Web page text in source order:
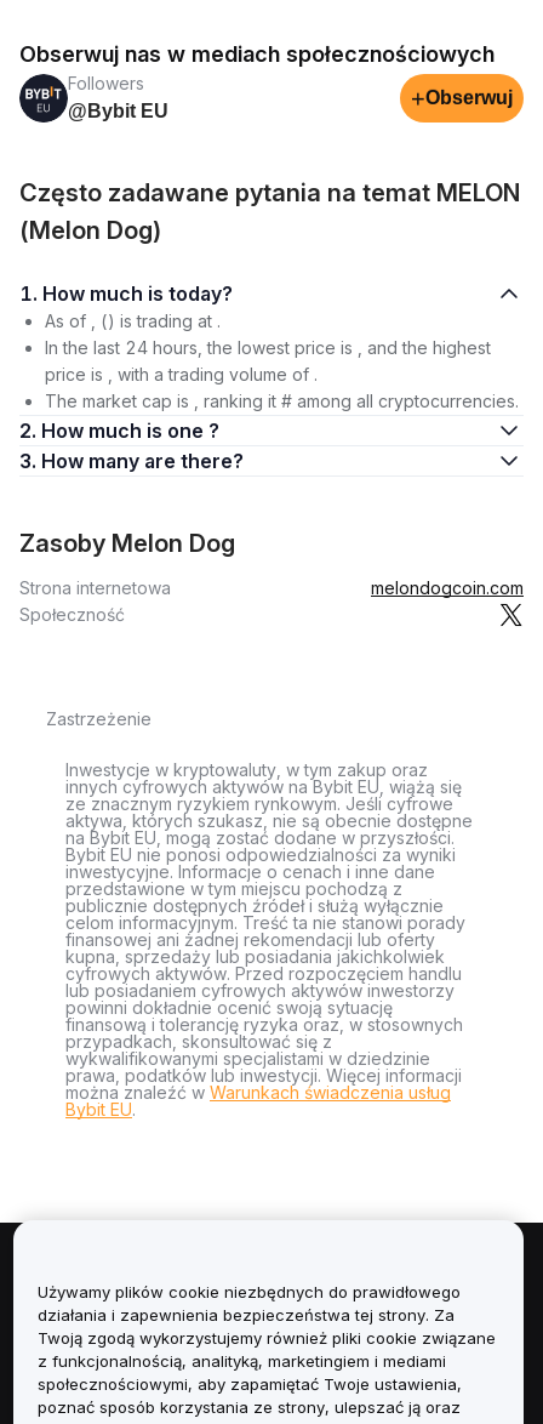
Obserwuj nas w mediach społecznościowych
Followers
@Bybit EU
+Obserwuj
Często zadawane pytania na temat MELON
(Melon Dog)
1. How much is today?
As of , () is trading at .
In the last 24 hours, the lowest price is , and the highest
price is , with a trading volume of .
The market cap is , ranking it # among all cryptocurrencies.
2. How much is one ?
3. How many are there?
Zasoby Melon Dog
Strona internetowa
melondogcoin.com
Społeczność
Zastrzeżenie
Inwestycje w kryptowaluty, w tym zakup oraz
innych cyfrowych aktywów na Bybit EU, wiążą się
ze znacznym ryzykiem rynkowym. Jeśli cyfrowe
aktywa, których szukasz, nie są obecnie dostępne
na Bybit EU, mogą zostać dodane w przyszłości.
Bybit EU nie ponosi odpowiedzialności za wyniki
inwestycyjne. Informacje o cenach i inne dane
przedstawione w tym miejscu pochodzą z
publicznie dostępnych źródeł i służą wyłącznie
celom informacyjnym. Treść ta nie stanowi porady
finansowej ani żadnej rekomendacji lub oferty
kupna, sprzedaży lub posiadania jakichkolwiek
cyfrowych aktywów. Przed rozpoczęciem handlu
lub posiadaniem cyfrowych aktywów inwestorzy
powinni dokładnie ocenić swoją sytuację
finansową i tolerancję ryzyka oraz, w stosownych
przypadkach, skonsultować się z
wykwalifikowanymi specjalistami w dziedzinie
prawa, podatków lub inwestycji. Więcej informacji
można znaleźć w Warunkach świadczenia usług
Bybit EU.
Informacje
Usługi
Obsługa Klienta
Używamy plików cookie niezbędnych do prawidłowego
działania i zapewnienia bezpieczeństwa tej strony. Za
Twoją zgodą wykorzystujemy również pliki cookie związane
z funkcjonalnością, analityką, marketingiem i mediami
społecznościowymi, aby zapamiętać Twoje ustawienia,
poznać sposób korzystania ze strony, ulepszać ją oraz